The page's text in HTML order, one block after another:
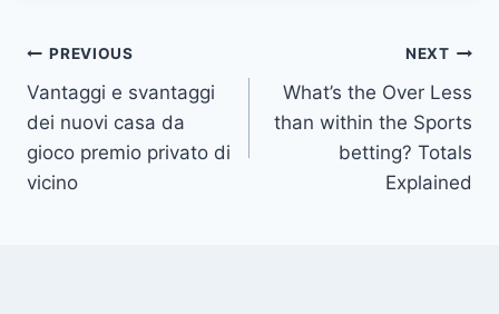
Post
navigation
PREVIOUS
Vantaggi e svantaggi
dei nuovi casa da
gioco premio privato di
vicino
NEXT
What’s the Over Less
than within the Sports
betting? Totals
Explained